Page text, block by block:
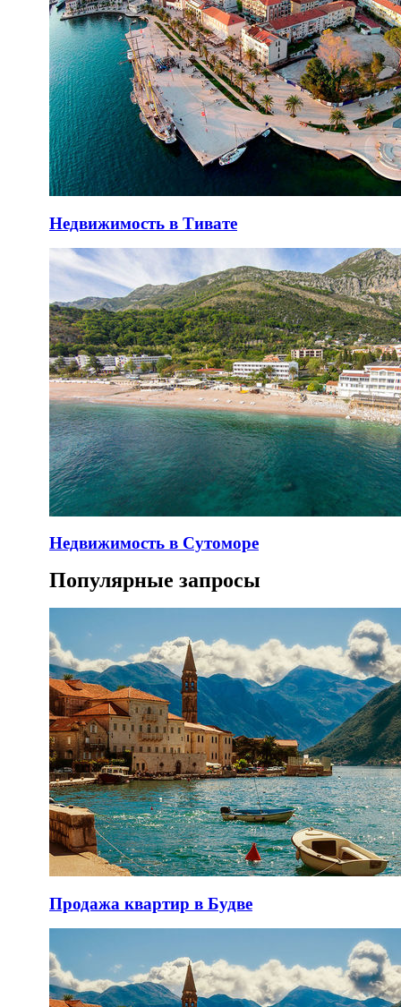
Недвижимость в Тивате
Недвижимость в Сутоморе
Популярные запросы
Продажа квартир в Будве